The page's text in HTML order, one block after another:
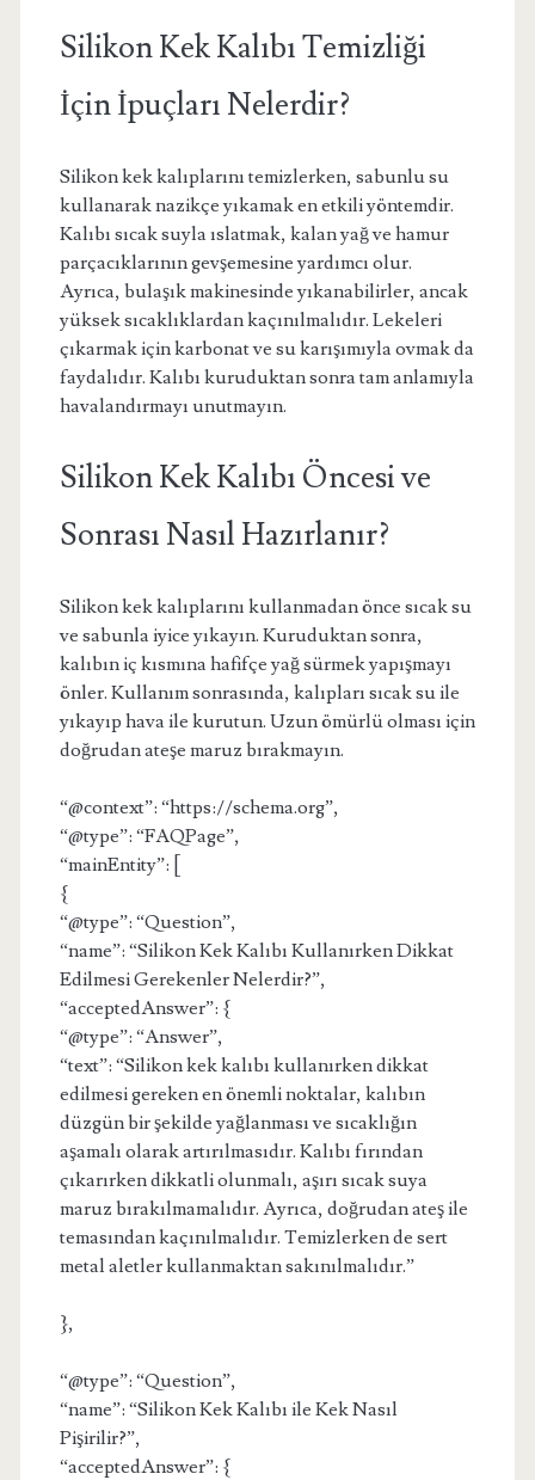
Silikon Kek Kalıbı Temizliği
İçin İpuçları Nelerdir?
Silikon kek kalıplarını temizlerken, sabunlu su
kullanarak nazikçe yıkamak en etkili yöntemdir.
Kalıbı sıcak suyla ıslatmak, kalan yağ ve hamur
parçacıklarının gevşemesine yardımcı olur.
Ayrıca, bulaşık makinesinde yıkanabilirler, ancak
yüksek sıcaklıklardan kaçınılmalıdır. Lekeleri
çıkarmak için karbonat ve su karışımıyla ovmak da
faydalıdır. Kalıbı kuruduktan sonra tam anlamıyla
havalandırmayı unutmayın.
Silikon Kek Kalıbı Öncesi ve
Sonrası Nasıl Hazırlanır?
Silikon kek kalıplarını kullanmadan önce sıcak su
ve sabunla iyice yıkayın. Kuruduktan sonra,
kalıbın iç kısmına hafifçe yağ sürmek yapışmayı
önler. Kullanım sonrasında, kalıpları sıcak su ile
yıkayıp hava ile kurutun. Uzun ömürlü olması için
doğrudan ateşe maruz bırakmayın.
“@context”: “https://schema.org”,
“@type”: “FAQPage”,
“mainEntity”: [
{
“@type”: “Question”,
“name”: “Silikon Kek Kalıbı Kullanırken Dikkat
Edilmesi Gerekenler Nelerdir?”,
“acceptedAnswer”: {
“@type”: “Answer”,
“text”: “Silikon kek kalıbı kullanırken dikkat
edilmesi gereken en önemli noktalar, kalıbın
düzgün bir şekilde yağlanması ve sıcaklığın
aşamalı olarak artırılmasıdır. Kalıbı fırından
çıkarırken dikkatli olunmalı, aşırı sıcak suya
maruz bırakılmamalıdır. Ayrıca, doğrudan ateş ile
temasından kaçınılmalıdır. Temizlerken de sert
metal aletler kullanmaktan sakınılmalıdır.”
},
“@type”: “Question”,
“name”: “Silikon Kek Kalıbı ile Kek Nasıl
Pişirilir?”,
“acceptedAnswer”: {